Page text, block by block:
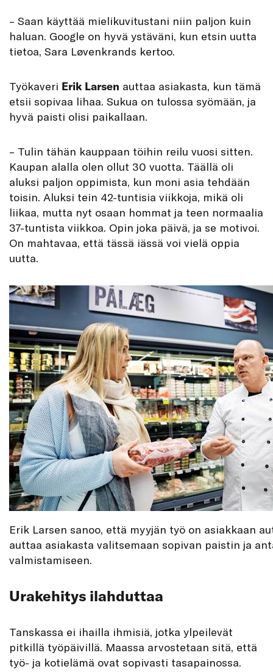
– Saan käyttää mielikuvitustani niin paljon kuin
haluan. Google on hyvä ystäväni, kun etsin uutta
tietoa, Sara Løvenkrands kertoo.
Työkaveri Erik Larsen auttaa asiakasta, kun tämä
etsii sopivaa lihaa. Sukua on tulossa syömään, ja
hyvä paisti olisi paikallaan.
– Tulin tähän kauppaan töihin reilu vuosi sitten.
Kaupan alalla olen ollut 30 vuotta. Täällä oli
aluksi paljon oppimista, kun moni asia tehdään
toisin. Aluksi tein 42-tuntisia viikkoja, mikä oli
liikaa, mutta nyt osaan hommat ja teen normaalia
37-tuntista viikkoa. Opin joka päivä, ja se motivoi.
On mahtavaa, että tässä iässä voi vielä oppia
uutta.
Erik Larsen sanoo, että myyjän työ on asiakkaan
auttaa asiakasta valitsemaan sopivan paistin ja
valmistamiseen.
Urakehitys ilahduttaa
Tanskassa ei ihailla ihmisiä, jotka ylpeilevät
pitkillä työpäivillä. Maassa arvostetaan sitä, että
työ- ja kotielämä ovat sopivasti tasapainossa.